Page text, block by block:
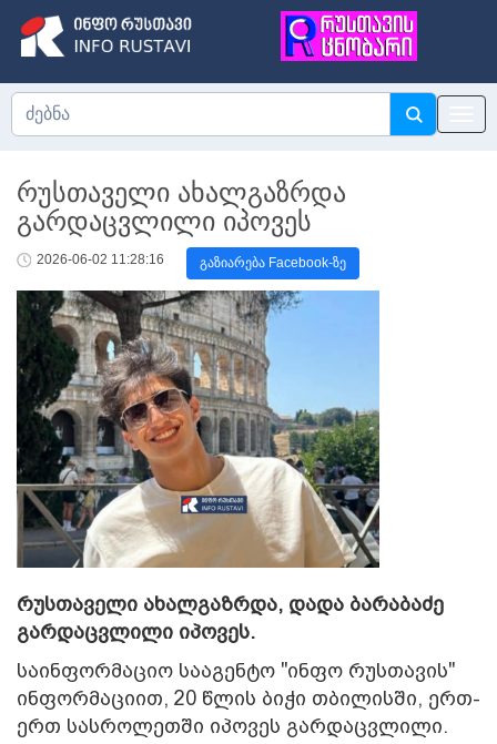
რუსთაველი ახალგაზრდა
გარდაცვლილი იპოვეს
2026-06-02 11:28:16 გაზიარება Facebook-ზე
რუსთაველი ახალგაზრდა, დადა ბარაბაძე
გარდაცვლილი იპოვეს.
საინფორმაციო სააგენტო "ინფო რუსთავის"
ინფორმაციით, 20 წლის ბიჭი თბილისში, ერთ-
ერთ სასროლეთში იპოვეს გარდაცვლილი.